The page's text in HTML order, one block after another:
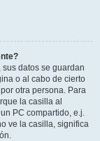
datos se guardan
o al cabo de cierto
otra persona. Para
la casilla al
PC compartido, e.j.
ve la casilla, significa